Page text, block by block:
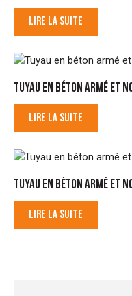
LIRE LA SUITE
TUYAU EN BÉTON ARMÉ ET
LIRE LA SUITE
TUYAU EN BÉTON ARMÉ ET
LIRE LA SUITE